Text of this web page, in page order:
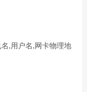
,用户名,网卡物理地